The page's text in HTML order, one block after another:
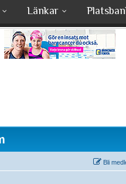
Länkar